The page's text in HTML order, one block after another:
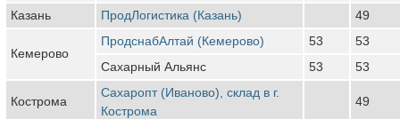
Казань ПродЛогистика (Казань) 49
Кемерово
ПродснабАлтай (Кемерово) 53
53
Сахарный Альянс
53 53
Кострома
Сахаропт (Иваново), склад в г.
Кострома
49